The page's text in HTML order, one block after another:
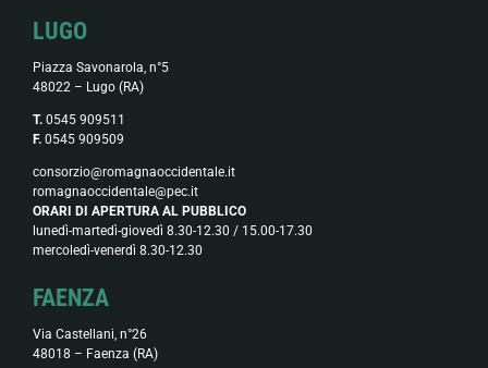
LUGO
Piazza Savonarola, n°5
48022 – Lugo (RA)
T.0545 909511
F.0545 909509
consorzio@romagnaoccidentale.it
romagnaoccidentale@pec.it
ORARI DI APERTURA AL PUBBLICO
lunedì-martedì-giovedì 8.30-12.30 / 15.00-17.30
mercoledì-venerdì 8.30-12.30
FAENZA
Via Castellani, n°26
48018 – Faenza (RA)